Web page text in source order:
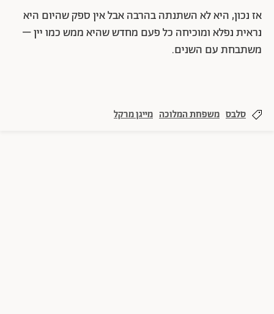
אז נכון, היא לא השתנתה בהרבה אבל אין ספק שהיום היא
נראית נפלא ומוכיחה כל פעם מחדש שהיא ממש כמו יין –
משתבחת עם השנים.
סלבס משפחת המלוכה מייגן מרקל